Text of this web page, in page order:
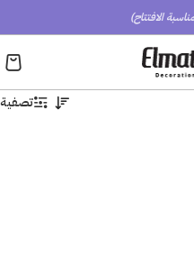
الافتتاح)
تصفية